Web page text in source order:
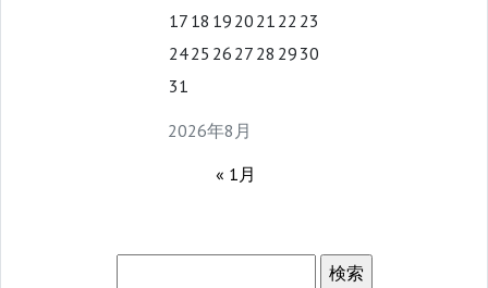
2026年8月
17 18 19 20 21 22 23
2425 26 27 28 29 30
31
« 1月